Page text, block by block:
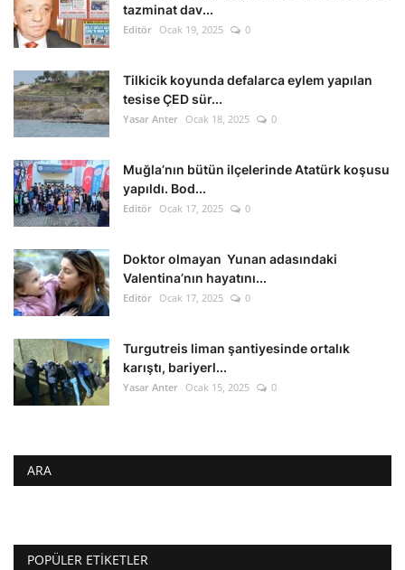
tazminat dav...
Editör Ocak 19, 2025 0
Tilkicik koyunda defalarca eylem yapılan
tesise ÇED sür...
Yasar Anter Ocak 18, 2025 0
Muğla’nın bütün ilçelerinde Atatürk koşusu
yapıldı. Bod...
Editör Ocak 17, 2025 0
Doktor olmayan Yunan adasındaki
Valentina’nın hayatını...
Editör Ocak 17, 2025 0
Turgutreis liman şantiyesinde ortalık
karıştı, bariyerl...
Yasar Anter Ocak 15, 2025 0
ARA
POPÜLER ETIKETLER